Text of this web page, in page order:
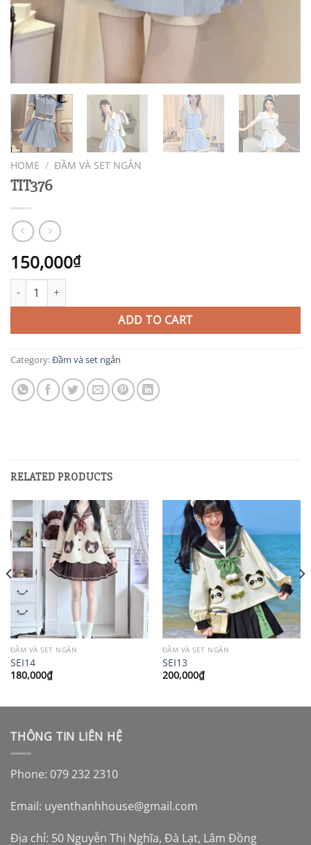
HOME / ĐẦM VÀ SET NGẮN
TIT376
150,000₫
TIT376 quantity
ADD TO CART
Category:Đầm và set ngắn
RELATED PRODUCTS
ĐẦM VÀ SET NGẮN
SEI14
180,000₫
ĐẦM VÀ SET NGẮN
SEI13
200,000₫
THÔNG TIN LIÊN HỆ
Phone: 079 232 2310
Email: uyenthanhhouse@gmail.com
Địa chỉ: 50 Nguyễn Thị Nghĩa, Đà Lạt, Lâm Đồng